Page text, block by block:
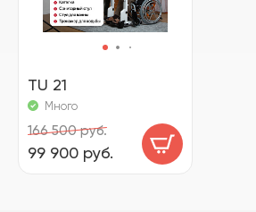
TU 21
Много
166 500 руб.
99 900 руб.